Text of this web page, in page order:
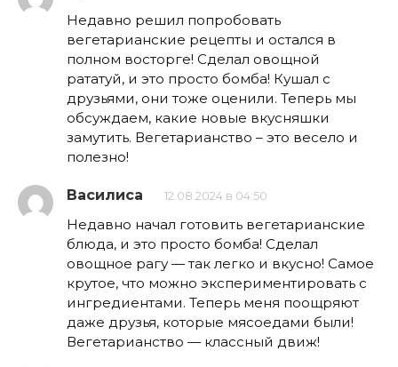
Недавно решил попробовать
вегетарианские рецепты и остался в
полном восторге! Сделал овощной
рататуй, и это просто бомба! Кушал с
друзьями, они тоже оценили. Теперь мы
обсуждаем, какие новые вкусняшки
замутить. Вегетарианство – это весело и
полезно!
Василиса 12.08.2024 в 04:50
Недавно начал готовить вегетарианские
блюда, и это просто бомба! Сделал
овощное рагу — так легко и вкусно! Самое
крутое, что можно экспериментировать с
ингредиентами. Теперь меня поощряют
даже друзья, которые мясоедами были!
Вегетарианство — классный движ!